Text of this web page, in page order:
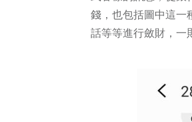
錢，也包括圖中這一
話等等進行斂財，一